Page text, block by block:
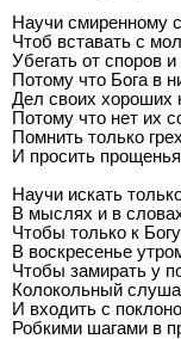
Научи смиренному
Чтоб вставать с
Убегать от споров и
Потому что Бога в
Дел своих хороших
Потому что нет их
Помнить только
И просить
Научи искать
В мыслях и в
Чтобы только к
В воскресенье
Чтобы замирать у
Колокольный
И входить с
Робкими шагами в